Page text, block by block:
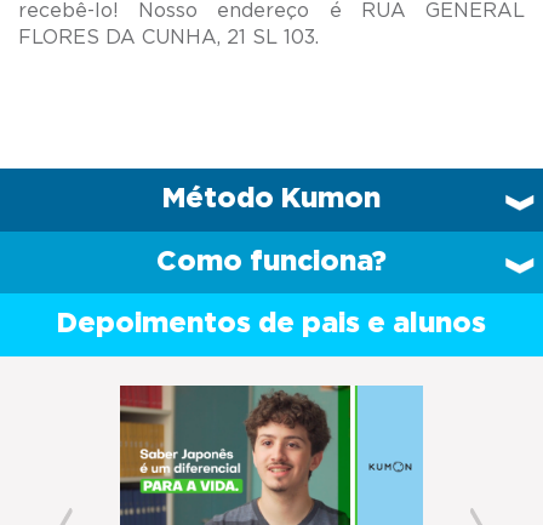
recebê-lo! Nosso endereço é RUA GENERAL
Método Kumon
Como funciona?
Depoimentos de pais e alunos
Previous